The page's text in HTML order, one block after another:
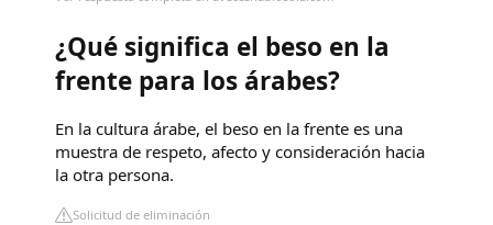
¿Qué significa el beso en la
frente para los árabes?
En la cultura árabe, el beso en la frente es una
muestra de respeto, afecto y consideración hacia
la otra persona.
Solicitud de eliminación